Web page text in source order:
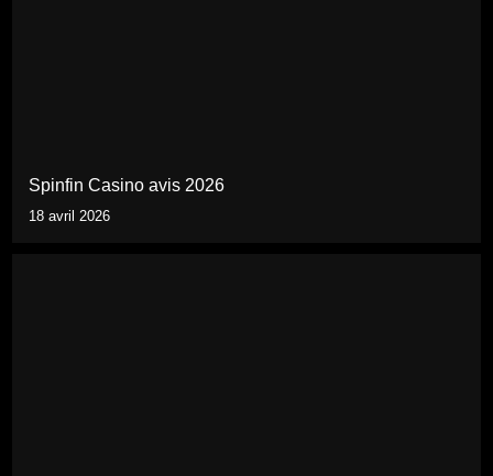
Spinfin Casino avis 2026
18 avril 2026